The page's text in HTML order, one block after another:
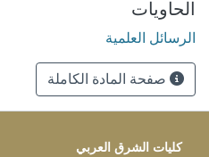
الحاويات
الرسائل العلمية
صفحة المادة الكاملة
كليات الشرق العربي